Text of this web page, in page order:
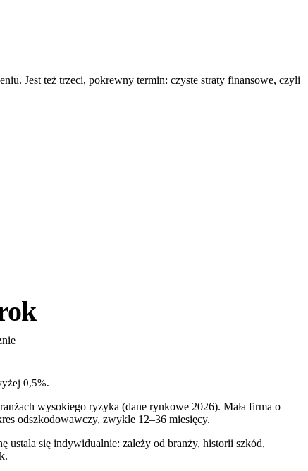
Jest też trzeci, pokrewny termin: czyste straty finansowe, czyli
0,5%.
wysokiego ryzyka (dane rynkowe 2026). Mała firma o
odszkodowawczy, zwykle 12–36 miesięcy.
ustala się indywidualnie: zależy od branży, historii szkód,